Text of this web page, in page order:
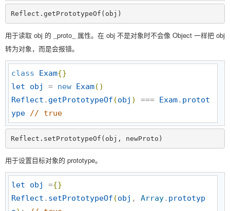
Reflect.getPrototypeOf(obj)
用于读取 obj 的 _proto_ 属性。在 obj 不是对象时不会像 Object 一样把 obj
转为对象，而是会报错。
class Exam{}
let
obj = new Exam( )
Reflect . getPrototypeOf (obj ) === Exam. protot
ype // true
Reflect.setPrototypeOf(obj, newProto)
用于设置目标对象的 prototype。
let obj ={}
Reflect . setPrototypeOf (obj , Array. prototyp